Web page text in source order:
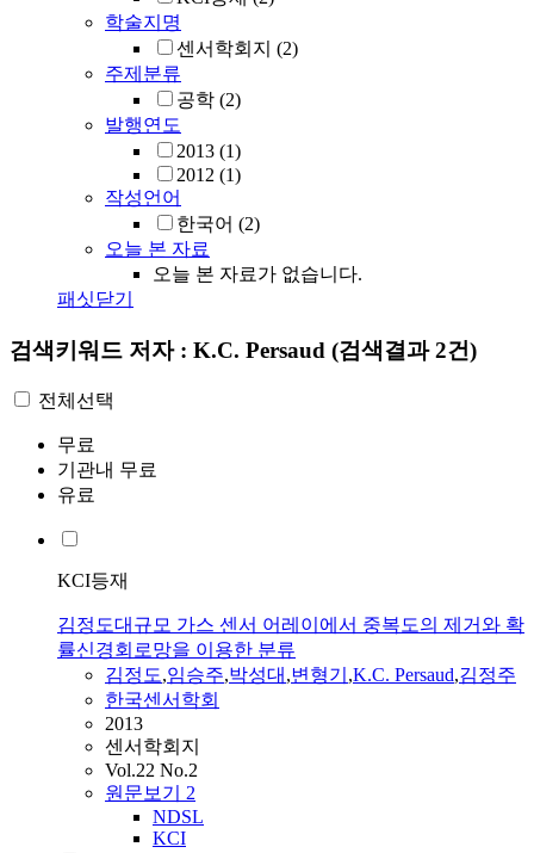
학술지명
센서학회지 (2)
주제분류
공학 (2)
발행연도
2013 (1)
2012 (1)
작성언어
한국어 (2)
오늘 본 자료
오늘 본 자료가 없습니다.
패싯닫기
검색키워드 저자 : K.C. Persaud (검색결과 2건)
전체선택
무료
기관내 무료
유료
KCI등재
김정도대규모 가스 센서 어레이에서 중복도의 제거와 확
률신경회로망을 이용한 분류
김정도,임승주,박성대 ,변형기 ,K.C. Persaud,김정주
한국센서학회
2013
센서학회지
Vol.22 No.2
원문보기 2
NDSL
KCI